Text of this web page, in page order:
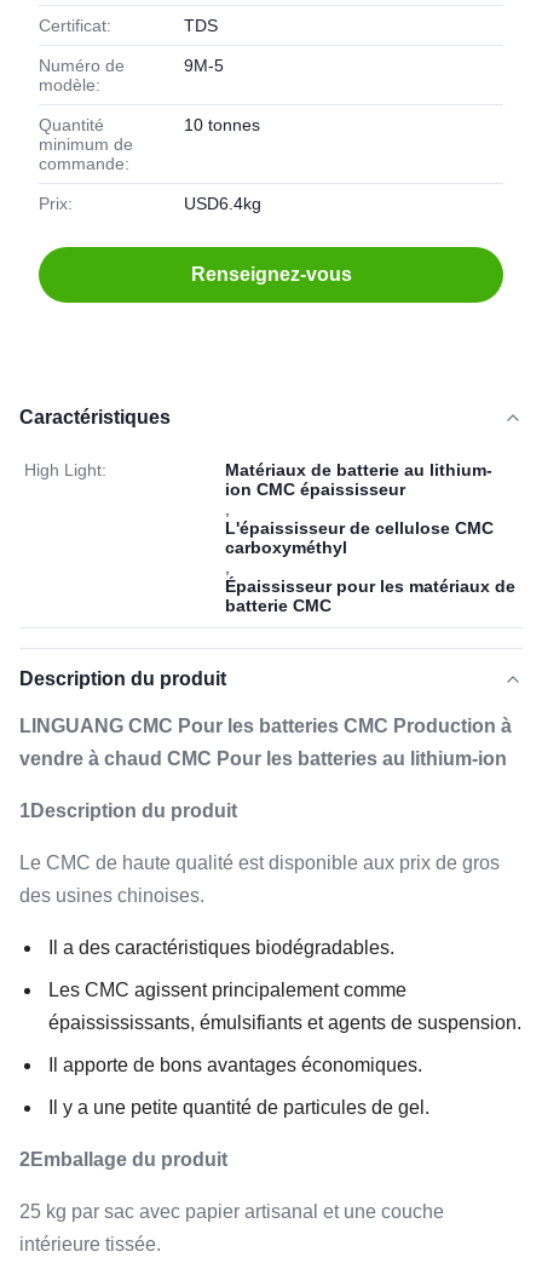
Certificat: TDS
Numéro de
modèle:
9M-5
Quantité
minimum de
commande:
10 tonnes
Prix: USD6.4kg
Renseignez-vous
Caractéristiques
High Light:
Matériaux de batterie au lithium-
ion CMC épaississeur
L'épaississeur de cellulose CMC
carboxyméthyl
Épaississeur pour les matériaux de
batterie CMC
Description du produit
LINGUANG CMC Pour les batteries CMC Production à
vendre à chaud CMC Pour les batteries au lithium-ion
1Description du produit
Le CMC de haute qualité est disponible aux prix de gros
des usines chinoises.
Il a des caractéristiques biodégradables.
Les CMC agissent principalement comme
épaissississants, émulsifiants et agents de suspension.
Il apporte de bons avantages économiques.
Il y a une petite quantité de particules de gel.
2Emballage du produit
25 kg par sac avec papier artisanal et une couche
intérieure tissée.